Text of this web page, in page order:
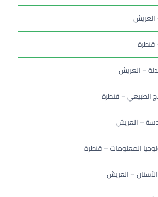
العريش
– العريش
الطبيعي – قنطرة
– العريش
المعلومات – قنطرة
– العريش